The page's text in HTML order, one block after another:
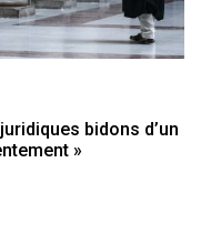
bidons d’un
»